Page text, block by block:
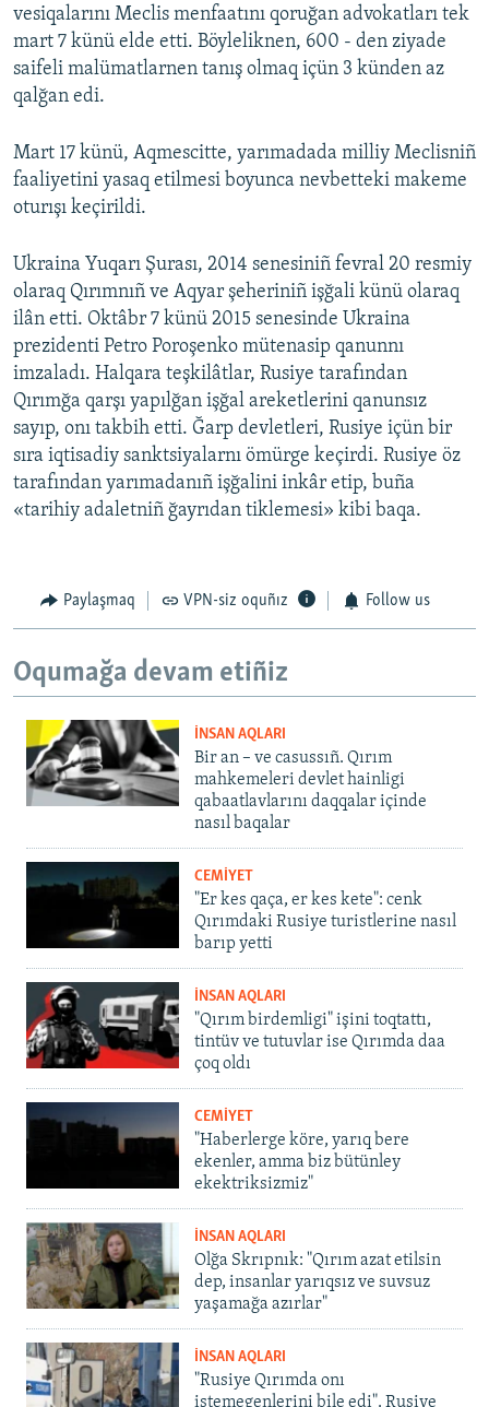
vesiqalarını Meclis menfaatını qoruğan advokatları tek
mart 7 künü elde etti. Böyleliknen, 600 - den ziyade
saifeli malümatlarnen tanış olmaq içün 3 künden az
qalğan edi.
Mart 17 künü, Aqmescitte, yarımadada milliy Meclisniñ
faaliyetini yasaq etilmesi boyunca nevbetteki makeme
oturışı keçirildi.
Ukraina Yuqarı Şurası, 2014 senesiniñ fevral 20 resmiy
olaraq Qırımnıñ ve Aqyar şeheriniñ işğali künü olaraq
ilân etti. Oktâbr 7 künü 2015 senesinde Ukraina
prezidenti Petro Poroşenko mütenasip qanunnı
imzaladı. Halqara teşkilâtlar, Rusiye tarafından
Qırımğa qarşı yapılğan işğal areketlerini qanunsız
sayıp, onı takbih etti. Ğarp devletleri, Rusiye içün bir
sıra iqtisadiy sanktsiyalarnı ömürge keçirdi. Rusiye öz
tarafından yarımadanıñ işğalini inkâr etip, buña
«tarihiy adaletniñ ğayrıdan tiklemesi» kibi baqa.
Paylaşmaq VPN-siz oquñız Follow us
Oqumağa devam etiñiz
İNSAN AQLARI
Bir an – ve casussıñ. Qırım
mahkemeleri devlet hainligi
qabaatlavlarını daqqalar içinde
nasıl baqalar
CEMİYET
"Er kes qaça, er kes kete": cenk
Qırımdaki Rusiye turistlerine nasıl
barıp yetti
İNSAN AQLARI
"Qırım birdemligi" işini toqtattı,
tintüv ve tutuvlar ise Qırımda daa
çoq oldı
CEMİYET
"Haberlerge köre, yarıq bere
ekenler, amma biz bütünley
ekektriksizmiz"
İNSAN AQLARI
Olğa Skrıpnık: "Qırım azat etilsin
dep, insanlar yarıqsız ve suvsuz
yaşamağa azırlar"
İNSAN AQLARI
"Rusiye Qırımda onı
istemegenlerini bile edi". Rusiye